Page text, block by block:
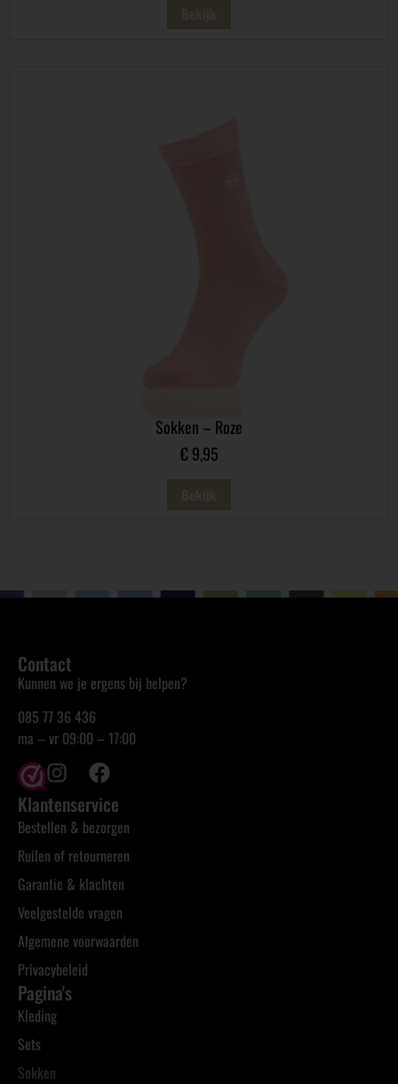
Sokken – Roze
€ 9,95
Contact
Kunnen we je ergens bij helpen?
085 77 36 436
ma – vr 09:00 – 17:00
Klantenservice
Bestellen & bezorgen
Ruilen of retourneren
Garantie & klachten
Veelgestelde vragen
Algemene voorwaarden
Privacybeleid
Pagina's
Kleding
Sets
Sokken